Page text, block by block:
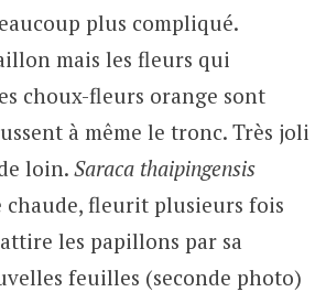
plus compliqué.
mais les fleurs qui
choux-fleurs orange sont
à même le tronc. Très joli
loin. Saraca thaipingensis
chaude, fleurit plusieurs fois
les papillons par sa
feuilles (seconde photo)